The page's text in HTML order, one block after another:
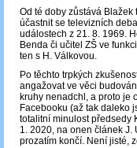
Od té doby zůstává Blažek
účastnit se televizních
událostech z 21. 8. 1969.
Benda či učitel ZŠ ve
ten s H. Válkovou.
Po těchto trpkých
angažovat ve věci
kruhy nenadchl, a proto je
Facebooku (až tak daleko
totalitní minulost předsedy
1. 2020, na onen článek J.
prozatím končí. Není jisté,